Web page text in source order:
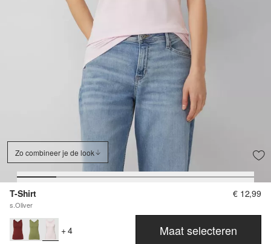
Zo combineer je de look
T-Shirt
s.Oliver
€ 12,99
+ 4 Maat selecteren